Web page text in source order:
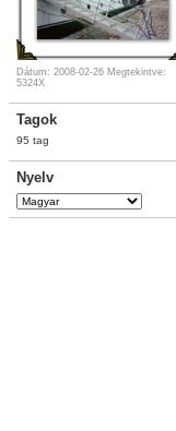
Dátum: 2008-02-26 Megtekintve:
5324X
Tagok
95 tag
Nyelv